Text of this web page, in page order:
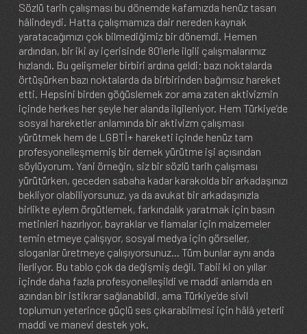
Sözlü tarih çalışması bu dönemde kafamızda henüz tasarı
hâlindeydi. Hatta çalışmamıza dair nereden kaynak
yaratacağımızı çok bilmediğimiz bir dönemdi. Hemen
ardından, bir iki ay içerisinde 80’lerle ilgili çalışmalarımız
hızlandı. Bu gelişmeler birbiri ardına geldi; bazı noktalarda
örtüşürken bazı noktalarda da birbirinden bağımsız hareket
etti. Hepsini birden göğüslemek zor ama zaten aktivizmin
içinde herkes her şeyle her alanda ilgileniyor. Hem Türkiye’de
sosyal hareketler anlamında bir aktivizm çalışması
yürütmek hem de LGBTİ+ hareketi içinde henüz tam
profesyonelleşmemiş bir dernek yürütme işi açısından
söylüyorum. Yani örneğin, siz bir sözlü tarih çalışması
yürütürken, geceden sabaha kadar karakolda bir arkadaşınızı
bekliyor olabiliyorsunuz, ya da avukat bir arkadaşınızla
birlikte eylem örgütlemek, farkındalık yaratmak için basın
metinleri hazırlıyor, bayraklar ve flamalar için malzemeler
temin etmeye çalışıyor, sosyal medya için görseller,
sloganlar üretmeye çalışıyorsunuz… Tüm bunlar aynı anda
ilerliyor. Bu tablo çok da değişmiş değil. Tabii ki on yıllar
içinde daha fazla profesyonelleşildi ve maddi anlamda en
azından bir istikrar sağlanabildi, ama Türkiye’de sivil
toplumun yeterince güçlü ses çıkarabilmesi için hâlâ yeterli
maddi ve manevi destek yok.